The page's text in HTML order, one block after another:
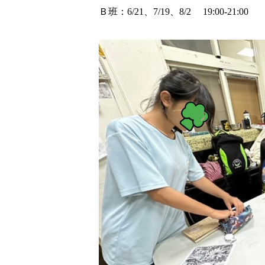
Ｂ班：6/21、7/19、8/2 19:00-21:00